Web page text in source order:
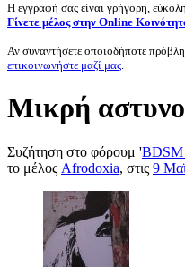
Η εγγραφή σας είναι γρήγορη,
Γίνετε μέλος στην Online
Αν συναντήσετε οποιοδήποτε
επικοινωνήστε μαζί μας.
Μικρή
Συζήτηση στο φόρουμ 'BDSM
το μέλος Afrodoxia, στις 9